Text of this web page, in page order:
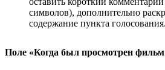
символов), дополнительно
содержание пункта голосования.
Поле «Когда был просмотрен